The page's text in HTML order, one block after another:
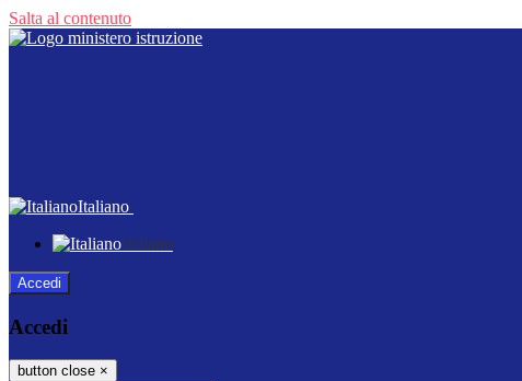
Salta al contenuto
Italiano
Italiano
Accedi
Accedi
button close ×